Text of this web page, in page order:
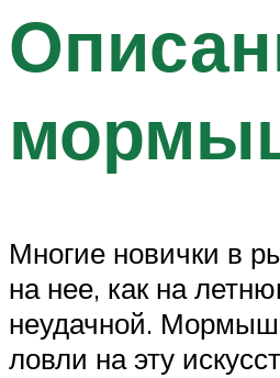
Многие новички в
на нее, как на
неудачной.
ловли на эту